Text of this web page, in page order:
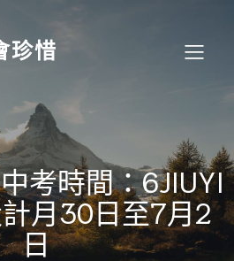
珍惜
考時間：6JIUYI
月30日至7月2
日